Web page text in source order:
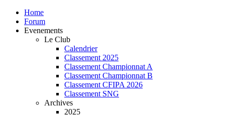
Home
Forum
Evenements
Le Club
Calendrier
Classement 2025
Classement Championnat A
Classement Championnat B
Classement CFIPA 2026
Classement SNG
Archives
2025